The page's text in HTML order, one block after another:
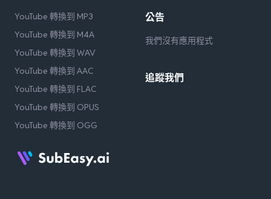
YouTube 轉換到 MP3
YouTube 轉換到 M4A
YouTube 轉換到 WAV
YouTube 轉換到 AAC
YouTube 轉換到 FLAC
YouTube 轉換到 OPUS
YouTube 轉換到 OGG
公告
我們沒有應用程式
追蹤我們